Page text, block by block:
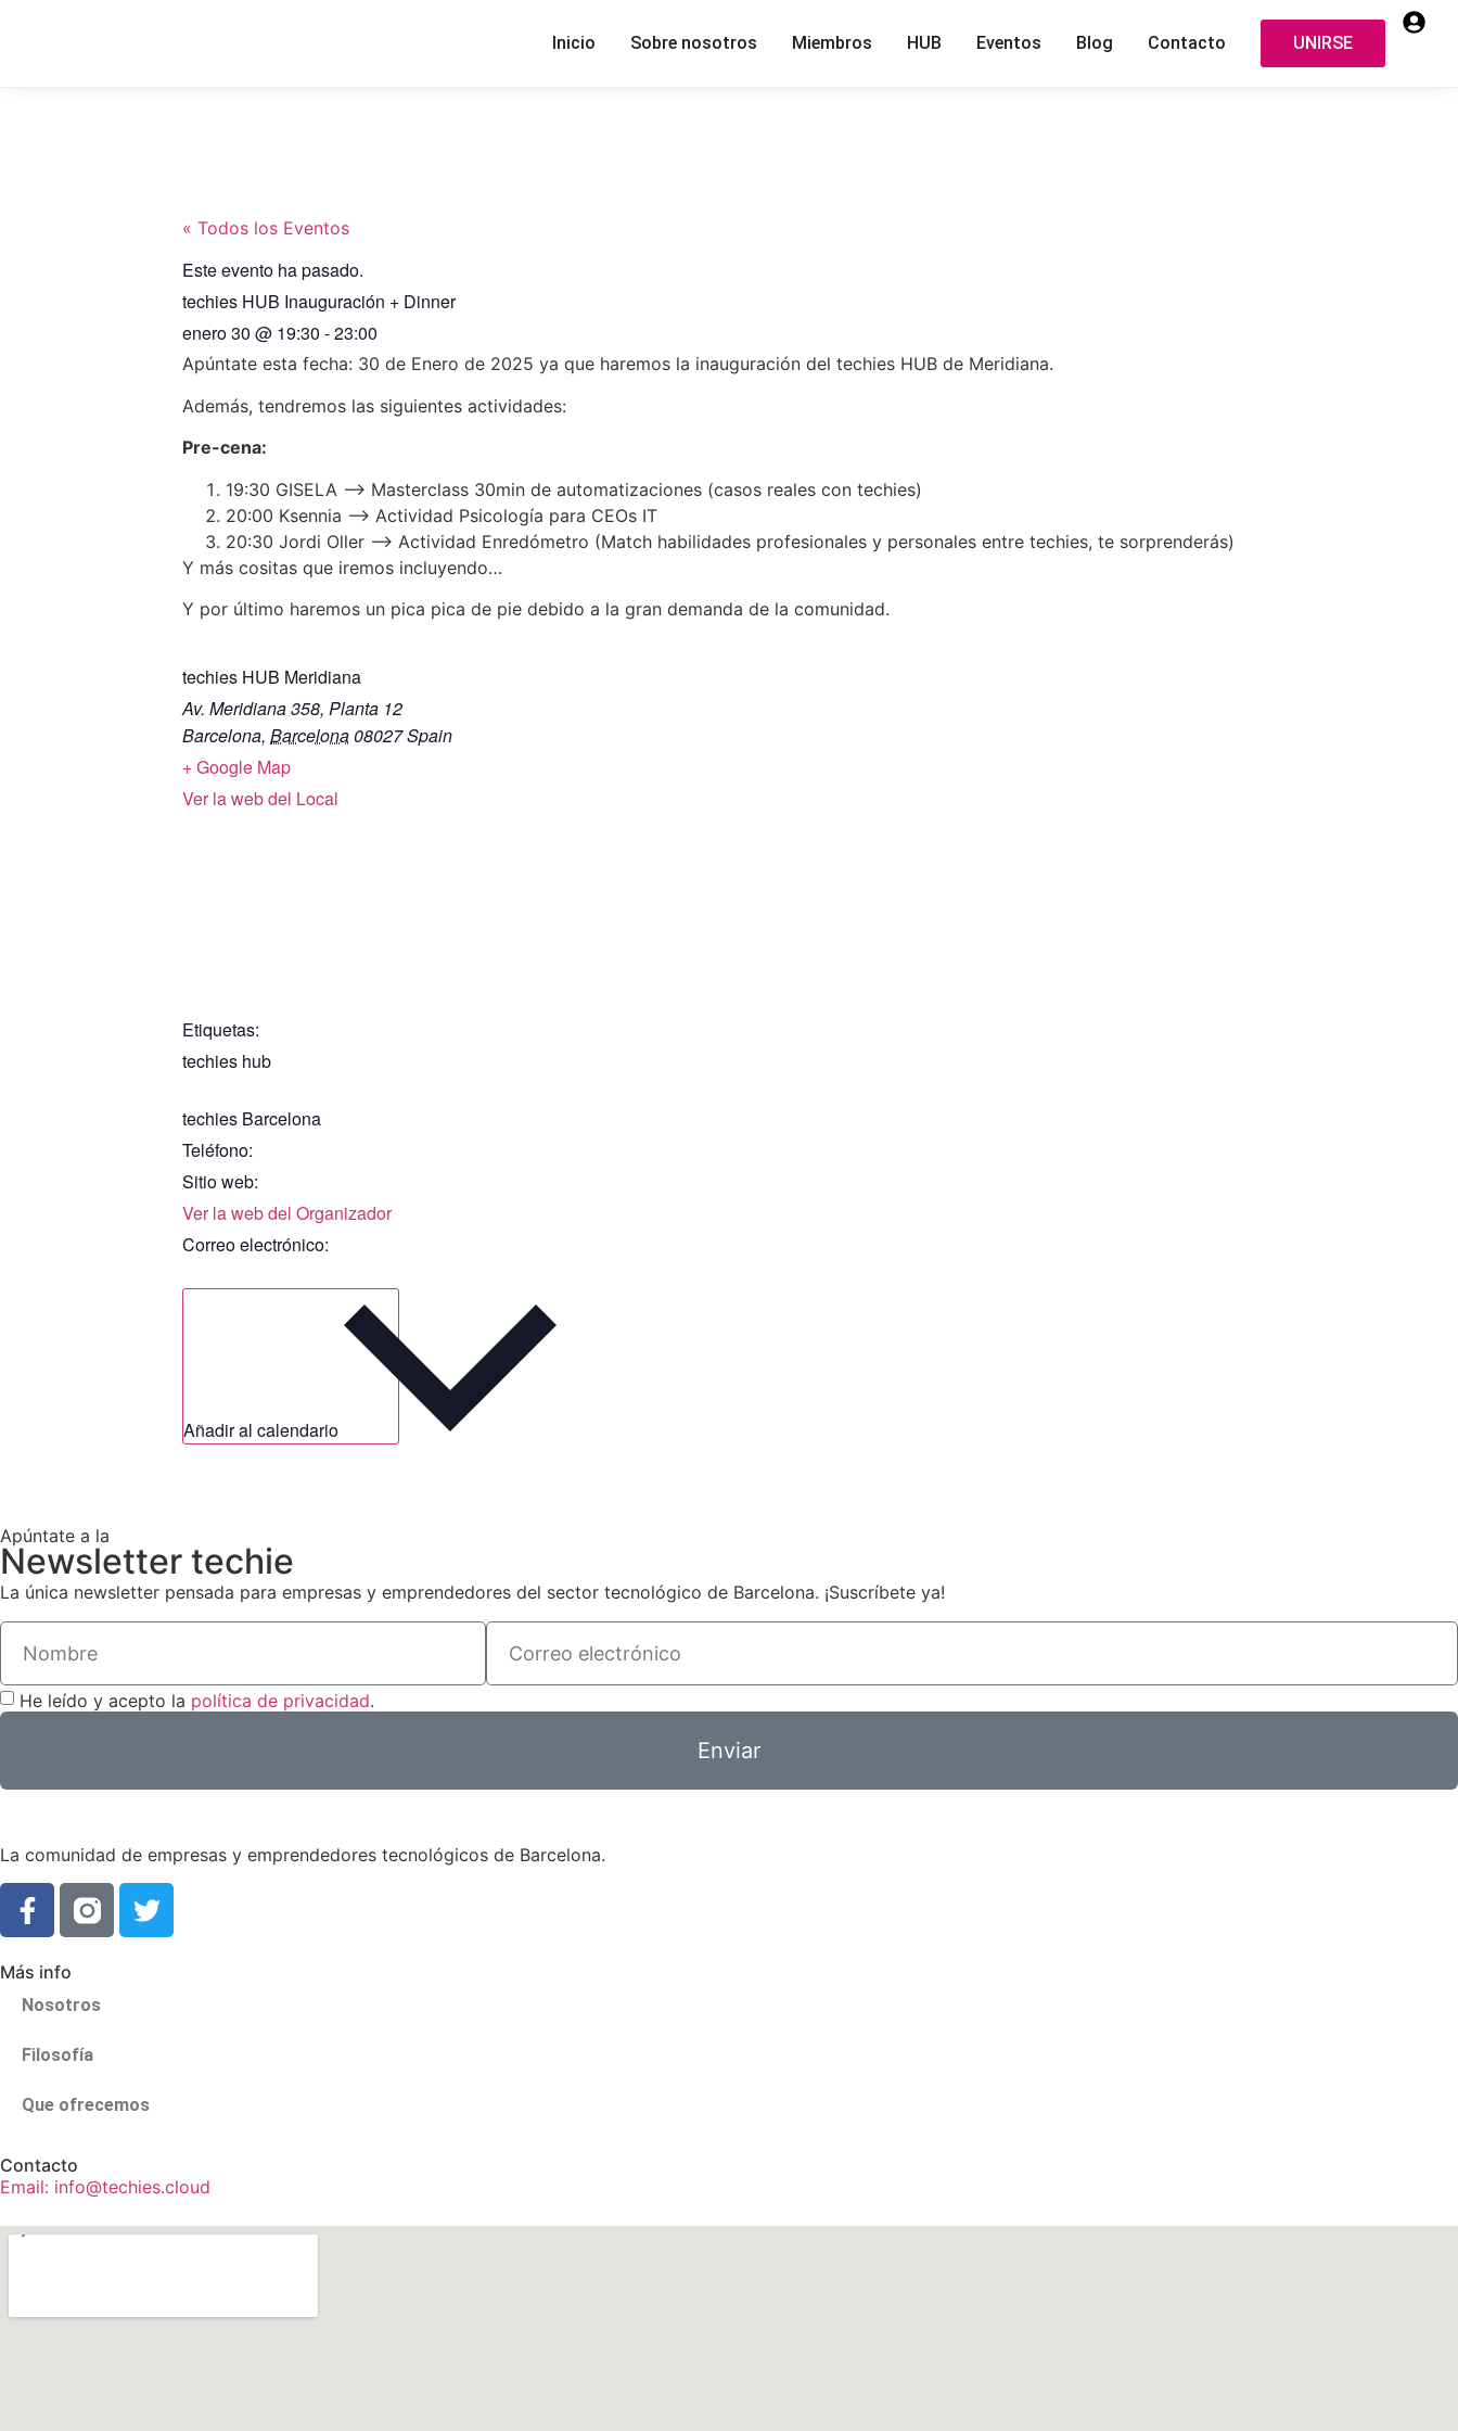
Inicio Sobre nosotros Miembros HUB Eventos Blog Contacto UNIRSE
« Todos los Eventos
Este evento ha pasado.
techies HUB Inauguración + Dinner
enero 30 @ 19:30 -23:00
Apúntate esta fecha: 30 de Enero de 2025 ya que haremos la inauguración del techies HUB de Meridiana.
Además, tendremos las siguientes actividades:
Pre-cena:
19:30 GISELA –> Masterclass 30min de automatizaciones (casos reales con techies)
20:00 Ksennia –> Actividad Psicología para CEOs IT
20:30 Jordi Oller –> Actividad Enredómetro (Match habilidades profesionales y personales entre techies, te sorprenderás)
Y más cositas que iremos incluyendo…
Y por último haremos un pica pica de pie debido a la gran demanda de la comunidad.
techies HUB Meridiana
Av. Meridiana 358, Planta 12
Barcelona, Barcelona08027Spain
+ Google Map
Ver la web del Local
Etiquetas:
techies hub
techies Barcelona
Teléfono:
Sitio web:
Ver la web del Organizador
Correo electrónico:
Añadir al calendario
Apúntate a la
Newsletter techie
La única newsletter pensada para empresas y emprendedores del sector tecnológico de Barcelona. ¡Suscríbete ya!
He leído y acepto la política de privacidad.
Enviar
La comunidad de empresas y emprendedores tecnológicos de Barcelona.
Más info
Nosotros
Filosofía
Que ofrecemos
Contacto
Email: info@techies.cloud